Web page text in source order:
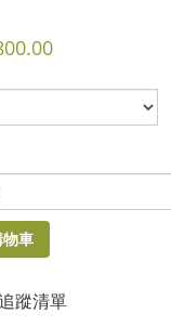
車
蹤清單